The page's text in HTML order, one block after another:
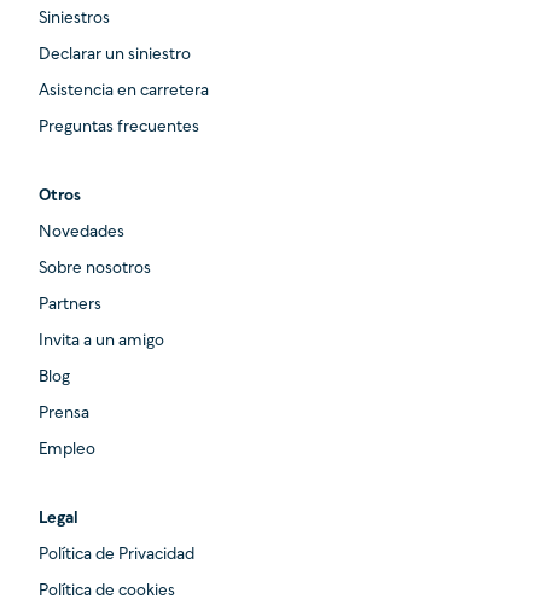
Siniestros
Declarar un siniestro
Asistencia en carretera
Preguntas frecuentes
Otros
Novedades
Sobre nosotros
Partners
Invita a un amigo
Blog
Prensa
Empleo
Legal
Política de Privacidad
Política de cookies